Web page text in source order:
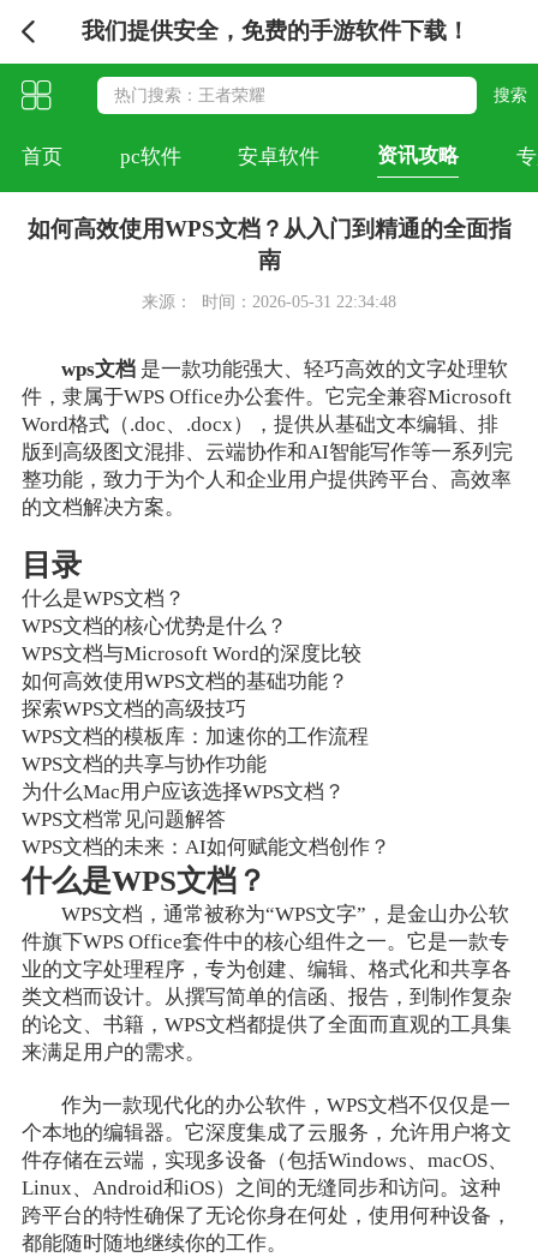
我们提供安全，免费的手游软件下载！
首页 pc软件 安卓软件 资讯攻略
如何高效使用WPS文档？从入门到精通的全面指
南
来源： 时间：2026-05-31 22:34:48
wps文档 是一款功能强大、轻巧高效的文字处理软
件，隶属于WPS Office办公套件。它完全兼容Microsoft
Word格式（.doc、.docx），提供从基础文本编辑、排
版到高级图文混排、云端协作和AI智能写作等一系列完
整功能，致力于为个人和企业用户提供跨平台、高效率
的文档解决方案。
目录
什么是WPS文档？
WPS文档的核心优势是什么？
WPS文档与Microsoft Word的深度比较
如何高效使用WPS文档的基础功能？
探索WPS文档的高级技巧
WPS文档的模板库：加速你的工作流程
WPS文档的共享与协作功能
为什么Mac用户应该选择WPS文档？
WPS文档常见问题解答
WPS文档的未来：AI如何赋能文档创作？
什么是WPS文档？
WPS文档，通常被称为“WPS文字”，是金山办公软
件旗下WPS Office套件中的核心组件之一。它是一款专
业的文字处理程序，专为创建、编辑、格式化和共享各
类文档而设计。从撰写简单的信函、报告，到制作复杂
的论文、书籍，WPS文档都提供了全面而直观的工具集
来满足用户的需求。
作为一款现代化的办公软件，WPS文档不仅仅是一
个本地的编辑器。它深度集成了云服务，允许用户将文
件存储在云端，实现多设备（包括Windows、macOS、
Linux、Android和iOS）之间的无缝同步和访问。这种
跨平台的特性确保了无论你身在何处，使用何种设备，
都能随时随地继续你的工作。